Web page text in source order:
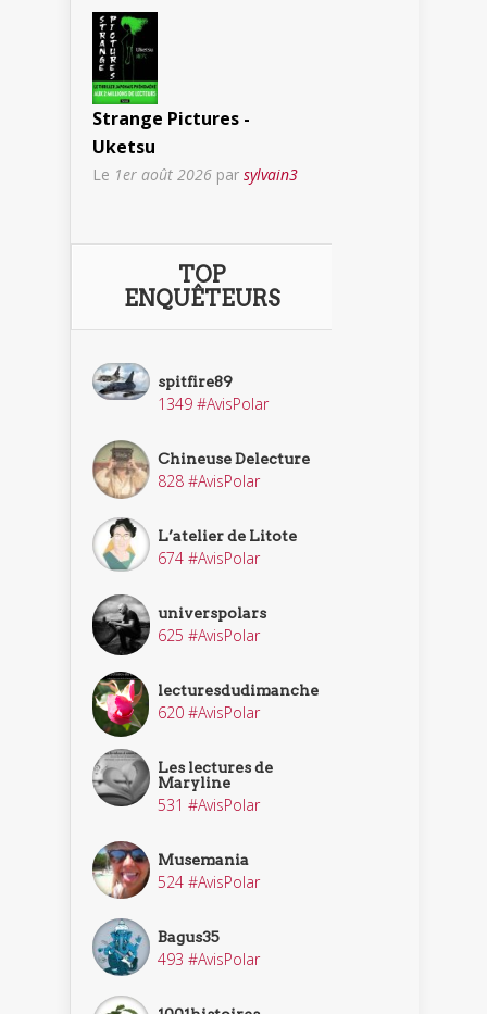
Strange Pictures -
Uketsu
Le 1er août 2026 par sylvain3
TOP
ENQUÊTEURS
spitfire89
1349 #AvisPolar
Chineuse Delecture
828 #AvisPolar
L’atelier de Litote
674 #AvisPolar
universpolars
625 #AvisPolar
lecturesdudimanche
620 #AvisPolar
Les lectures de
Maryline
531 #AvisPolar
Musemania
524 #AvisPolar
Bagus35
493 #AvisPolar